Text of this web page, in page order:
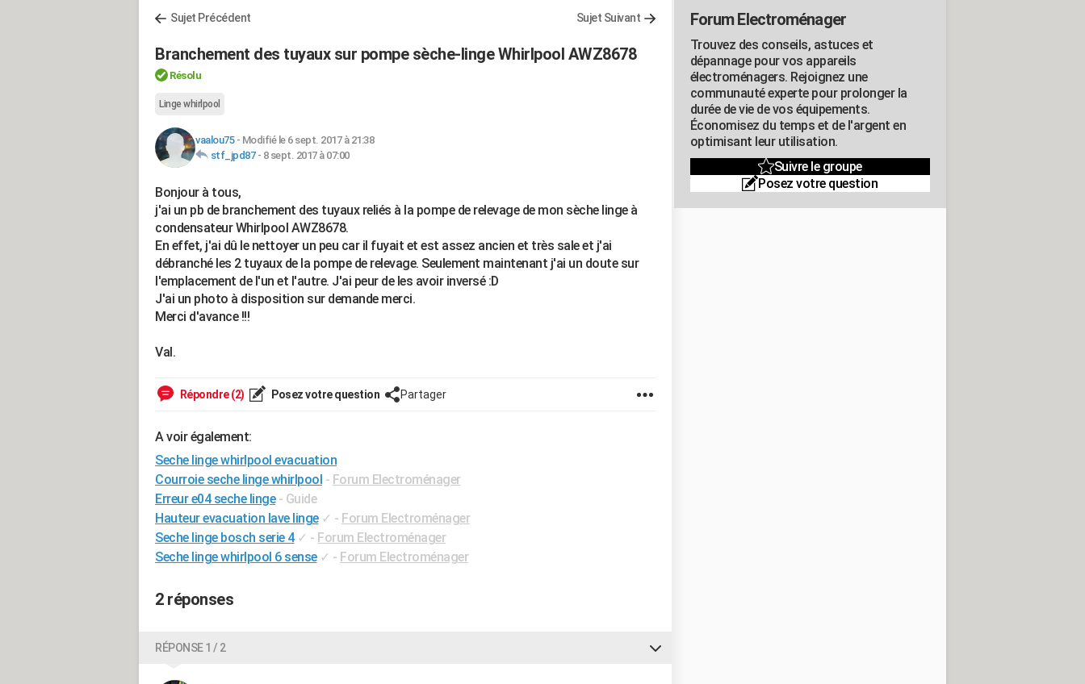
Sujet Précédent Sujet Suivant
Branchement des tuyaux sur pompe sèche-linge Whirlpool AWZ8678
Résolu
Linge whirlpool
vaalou75- Modifié le 6 sept. 2017 à 21:38
stf_jpd87- 8 sept. 2017 à 07:00
Bonjour à tous,
j'ai un pb de branchement des tuyaux reliés à la pompe de relevage de mon sèche linge à
condensateur Whirlpool AWZ8678.
En effet, j'ai dû le nettoyer un peu car il fuyait et est assez ancien et très sale et j'ai
débranché les 2 tuyaux de la pompe de relevage. Seulement maintenant j'ai un doute sur
l'emplacement de l'un et l'autre. J'ai peur de les avoir inversé :D
J'ai un photo à disposition sur demande merci.
Merci d'avance !!!
Val.
Répondre (2) Posez votre question Partager
A voir également:
Seche linge whirlpool evacuation
Courroie seche linge whirlpool - Forum Electroménager
Erreur e04 seche linge - Guide
Hauteur evacuation lave linge ✓ - Forum Electroménager
Seche linge bosch serie 4 ✓ - Forum Electroménager
Seche linge whirlpool 6 sense ✓ - Forum Electroménager
2 réponses
RÉPONSE 1 / 2
Forum Electroménager
Trouvez des conseils, astuces et
dépannage pour vos appareils
électroménagers. Rejoignez une
communauté experte pour prolonger la
durée de vie de vos équipements.
Économisez du temps et de l'argent en
optimisant leur utilisation.
Suivre le groupe
Posez votre question